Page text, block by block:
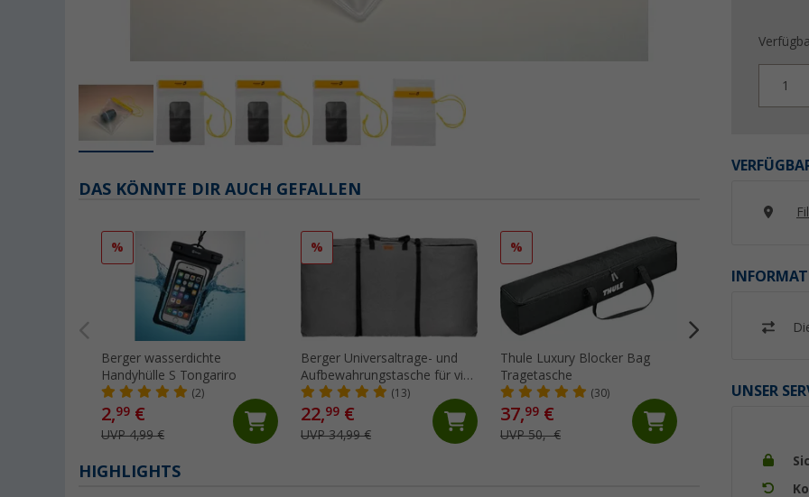
1
UNSER
DAS KÖNNTE DIR AUCH GEFALLEN
%
Berger wasserdichte
Handyhülle S Tongariro
(2)
2,99 €
UVP 4,99 €
%
Berger Universaltrage- und
Aufbewahrungstasche für vier
Stühle
(13)
22,99 €
UVP 34,99 €
%
Thule Luxury Blocker Bag
Tragetasche
(30)
37,99 €
UVP 50,- €
Tische
(9)
HIGHLIGHTS